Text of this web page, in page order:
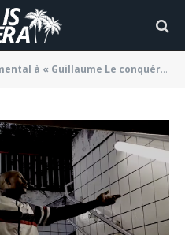
Guillaume Le conquérant » dans son dernier clip
clip
05/10/2021